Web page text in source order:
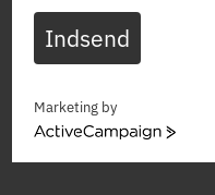
Indsend
Marketing by
ActiveCampaign